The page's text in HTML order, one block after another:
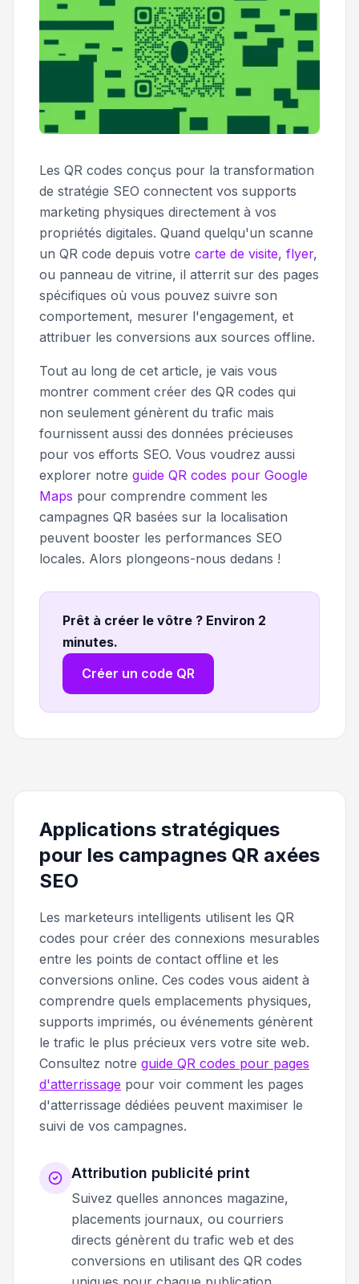
Les QR codes conçus pour la transformation
de stratégie SEO connectent vos supports
marketing physiques directement à vos
propriétés digitales. Quand quelqu'un scanne
un QR code depuis votre carte de visite, flyer,
ou panneau de vitrine, il atterrit sur des pages
spécifiques où vous pouvez suivre son
comportement, mesurer l'engagement, et
attribuer les conversions aux sources offline.
Tout au long de cet article, je vais vous
montrer comment créer des QR codes qui
non seulement génèrent du trafic mais
fournissent aussi des données précieuses
pour vos efforts SEO. Vous voudrez aussi
explorer notre guide QR codes pour Google
Maps pour comprendre comment les
campagnes QR basées sur la localisation
peuvent booster les performances SEO
locales. Alors plongeons-nous dedans !
Prêt à créer le vôtre ? Environ 2
minutes.
Créer un code QR
Applications stratégiques
pour les campagnes QR axées
SEO
Les marketeurs intelligents utilisent les QR
codes pour créer des connexions mesurables
entre les points de contact offline et les
conversions online. Ces codes vous aident à
comprendre quels emplacements physiques,
supports imprimés, ou événements génèrent
le trafic le plus précieux vers votre site web.
Consultez notre guide QR codes pour pages
d'atterrissage pour voir comment les pages
d'atterrissage dédiées peuvent maximiser le
suivi de vos campagnes.
Attribution publicité print
Suivez quelles annonces magazine,
placements journaux, ou courriers
directs génèrent du trafic web et des
conversions en utilisant des QR codes